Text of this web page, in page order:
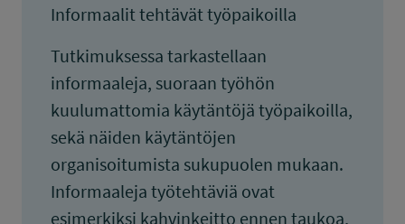
Informaalit tehtävät työpaikoilla
Tutkimuksessa tarkastellaan
informaaleja, suoraan työhön
kuulumattomia käytäntöjä työpaikoilla,
sekä näiden käytäntöjen
organisoitumista sukupuolen mukaan.
Informaaleja työtehtäviä ovat
esimerkiksi kahvinkeitto ennen taukoa,